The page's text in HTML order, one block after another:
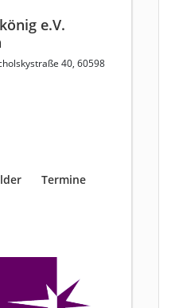
e.V.
40, 60598
Termine